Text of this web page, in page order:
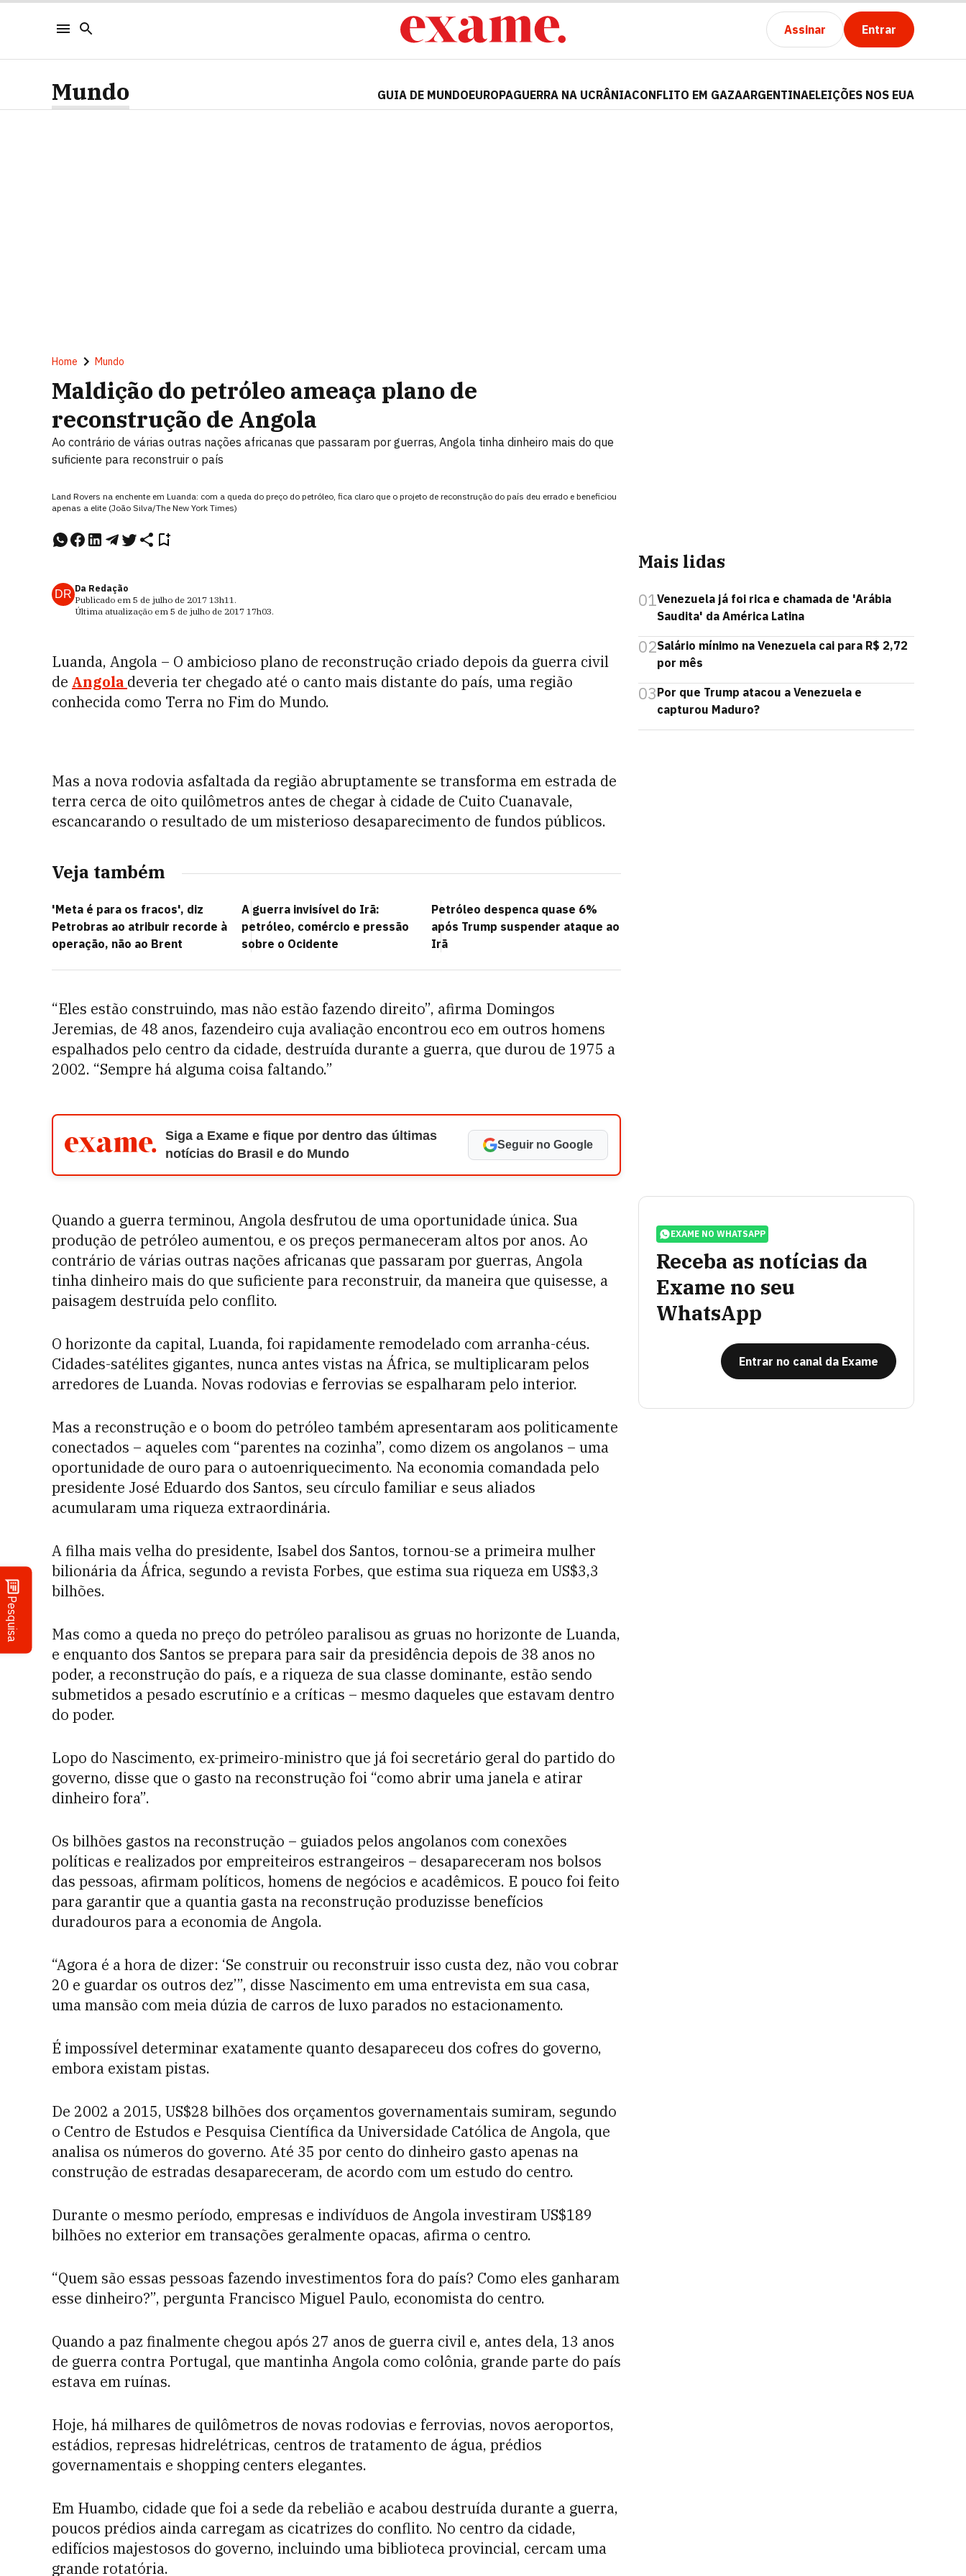
Assinar Entrar
Pesquisa
Mundo GUIA DE MUNDOEUROPAGUERRA NA UCRÂNIACONFLITO EM GAZAARGENTINAELEIÇÕES NOS EUA
Home Mundo
Maldição do petróleo ameaça plano de
reconstrução de Angola
Ao contrário de várias outras nações africanas que passaram por guerras, Angola tinha dinheiro mais do que
suficiente para reconstruir o país
Land Rovers na enchente em Luanda: com a queda do preço do petróleo, fica claro que o projeto de reconstrução do país deu errado e beneficiou
apenas a elite (João Silva/The New York Times)
DR Da Redação
Publicado em 5 de julho de 2017 13h11.
Última atualização em 5 de julho de 2017 17h03.
Luanda, Angola – O ambicioso plano de reconstrução criado depois da guerra civil
de Angola deveria ter chegado até o canto mais distante do país, uma região
conhecida como Terra no Fim do Mundo.
Mas a nova rodovia asfaltada da região abruptamente se transforma em estrada de
terra cerca de oito quilômetros antes de chegar à cidade de Cuito Cuanavale,
escancarando o resultado de um misterioso desaparecimento de fundos públicos.
Veja também
'Meta é para os fracos', diz
Petrobras ao atribuir recorde à
operação, não ao Brent
A guerra invisível do Irã:
petróleo, comércio e pressão
sobre o Ocidente
Petróleo despenca quase 6%
após Trump suspender ataque ao
Irã
“Eles estão construindo, mas não estão fazendo direito”, afirma Domingos
Jeremias, de 48 anos, fazendeiro cuja avaliação encontrou eco em outros homens
espalhados pelo centro da cidade, destruída durante a guerra, que durou de 1975 a
2002. “Sempre há alguma coisa faltando.”
Siga a Exame e fique por dentro das últimas
notícias do Brasil e do Mundo
Seguir no Google
Quando a guerra terminou, Angola desfrutou de uma oportunidade única. Sua
produção de petróleo aumentou, e os preços permaneceram altos por anos. Ao
contrário de várias outras nações africanas que passaram por guerras, Angola
tinha dinheiro mais do que suficiente para reconstruir, da maneira que quisesse, a
paisagem destruída pelo conflito.
O horizonte da capital, Luanda, foi rapidamente remodelado com arranha-céus.
Cidades-satélites gigantes, nunca antes vistas na África, se multiplicaram pelos
arredores de Luanda. Novas rodovias e ferrovias se espalharam pelo interior.
Mas a reconstrução e o boom do petróleo também apresentaram aos politicamente
conectados – aqueles com “parentes na cozinha”, como dizem os angolanos – uma
oportunidade de ouro para o autoenriquecimento. Na economia comandada pelo
presidente José Eduardo dos Santos, seu círculo familiar e seus aliados
acumularam uma riqueza extraordinária.
A filha mais velha do presidente, Isabel dos Santos, tornou-se a primeira mulher
bilionária da África, segundo a revista Forbes, que estima sua riqueza em US$3,3
bilhões.
Mas como a queda no preço do petróleo paralisou as gruas no horizonte de Luanda,
e enquanto dos Santos se prepara para sair da presidência depois de 38 anos no
poder, a reconstrução do país, e a riqueza de sua classe dominante, estão sendo
submetidos a pesado escrutínio e a críticas – mesmo daqueles que estavam dentro
do poder.
Lopo do Nascimento, ex-primeiro-ministro que já foi secretário geral do partido do
governo, disse que o gasto na reconstrução foi “como abrir uma janela e atirar
dinheiro fora”.
Os bilhões gastos na reconstrução – guiados pelos angolanos com conexões
políticas e realizados por empreiteiros estrangeiros – desapareceram nos bolsos
das pessoas, afirmam políticos, homens de negócios e acadêmicos. E pouco foi feito
para garantir que a quantia gasta na reconstrução produzisse benefícios
duradouros para a economia de Angola.
“Agora é a hora de dizer: ‘Se construir ou reconstruir isso custa dez, não vou cobrar
20 e guardar os outros dez’”, disse Nascimento em uma entrevista em sua casa,
uma mansão com meia dúzia de carros de luxo parados no estacionamento.
É impossível determinar exatamente quanto desapareceu dos cofres do governo,
embora existam pistas.
De 2002 a 2015, US$28 bilhões dos orçamentos governamentais sumiram, segundo
o Centro de Estudos e Pesquisa Científica da Universidade Católica de Angola, que
analisa os números do governo. Até 35 por cento do dinheiro gasto apenas na
construção de estradas desapareceram, de acordo com um estudo do centro.
Durante o mesmo período, empresas e indivíduos de Angola investiram US$189
bilhões no exterior em transações geralmente opacas, afirma o centro.
“Quem são essas pessoas fazendo investimentos fora do país? Como eles ganharam
esse dinheiro?”, pergunta Francisco Miguel Paulo, economista do centro.
Quando a paz finalmente chegou após 27 anos de guerra civil e, antes dela, 13 anos
de guerra contra Portugal, que mantinha Angola como colônia, grande parte do país
estava em ruínas.
Hoje, há milhares de quilômetros de novas rodovias e ferrovias, novos aeroportos,
estádios, represas hidrelétricas, centros de tratamento de água, prédios
governamentais e shopping centers elegantes.
Em Huambo, cidade que foi a sede da rebelião e acabou destruída durante a guerra,
poucos prédios ainda carregam as cicatrizes do conflito. No centro da cidade,
edifícios majestosos do governo, incluindo uma biblioteca provincial, cercam uma
grande rotatória.
Mais lidas
01Venezuela já foi rica e chamada de 'Arábia
Saudita' da América Latina
02Salário mínimo na Venezuela cai para R$ 2,72
por mês
03Por que Trump atacou a Venezuela e
capturou Maduro?
EXAME NO WHATSAPP
Receba as notícias da
Exame no seu
WhatsApp
Entrar no canal da Exame